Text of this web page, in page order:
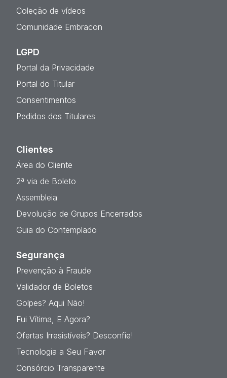
Coleção de vídeos
Comunidade Embracon
LGPD
Portal da Privacidade
Portal do Titular
Consentimentos
Pedidos dos Titulares
Clientes
Área do Cliente
2ª via de Boleto
Assembleia
Devolução de Grupos Encerrados
Guia do Contemplado
Segurança
Prevenção à Fraude
Validador de Boletos
Golpes? Aqui Não!
Fui Vítima, E Agora?
Ofertas Irresistíveis? Desconfie!
Tecnologia a Seu Favor
Consórcio Transparente